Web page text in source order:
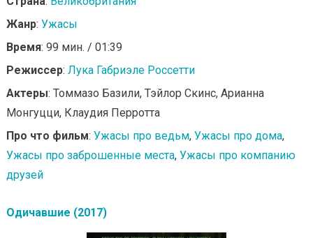
Жанр: Ужасы
Время: 99 мин. / 01:39
Режиссер: Лука Габриэле Россетти
Актеры: Томмазо Базили, Тэйлор Скинс, Арианна
Монгуцци, Клаудия Перротта
Про что фильм: Ужасы про ведьм, Ужасы про дома,
Ужасы про заброшенные места, Ужасы про компанию
друзей
Одичавшие (2017)